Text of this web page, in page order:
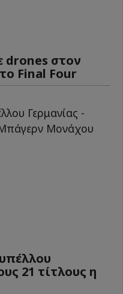
drones στον
Final Four
21 τίτλους η